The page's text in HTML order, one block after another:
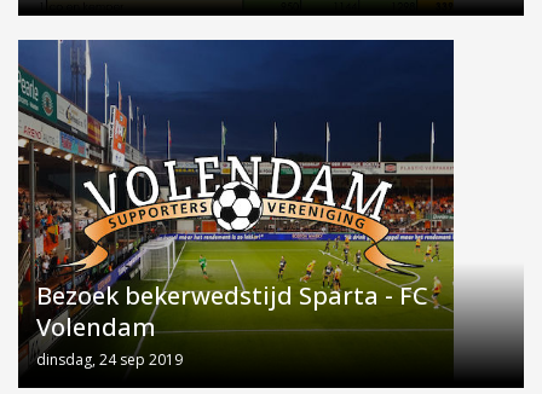
Bezoek bekerwedstijd Sparta - FC
Volendam
dinsdag, 24 sep 2019